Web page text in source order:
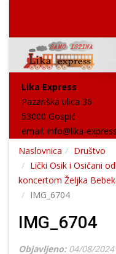
Lika Express
Pazariška ulica 36
53000 Gospić
email: info@lika-
Naslovnica
Društvo
Lički Osik i Osičani
koncertom Željka
IMG_6704
IMG_6704
Objavljeno: 04/08/2024